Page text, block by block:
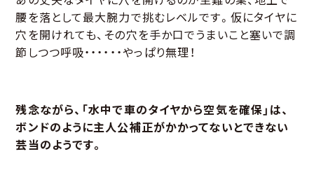
腰を落として最大腕力で挑むレベルです。仮にタイヤに
穴を開けれても、その穴を手か口でうまいこと塞いで調
節しつつ呼吸・・・・・・やっぱり無理！
残念ながら、「水中で車のタイヤから空気を確保」は、
ボンドのように主人公補正がかかってないとできない
芸当のようです。